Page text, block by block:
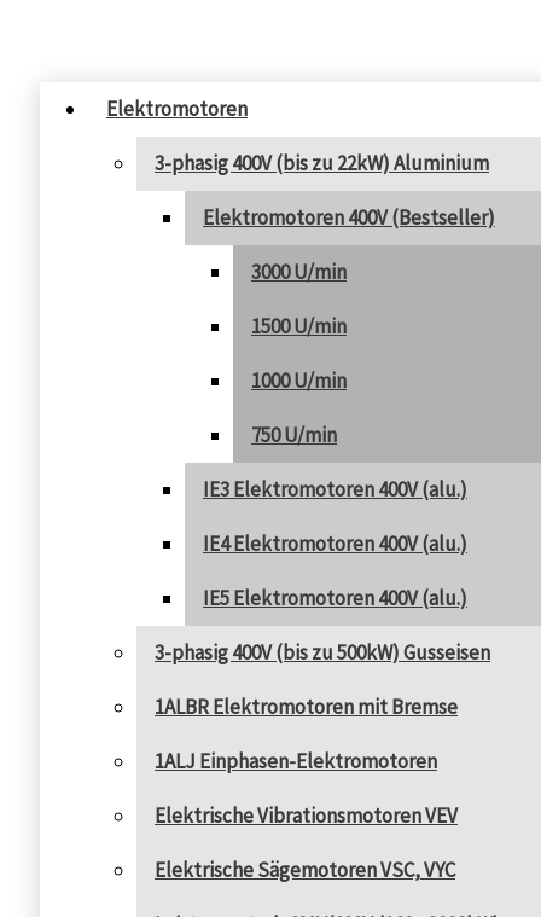
Elektromotoren
3-phasig 400V (bis zu 22kW) Aluminium
Elektromotoren 400V (Bestseller)
3000 U/min
1500 U/min
1000 U/min
750 U/min
IE3 Elektromotoren 400V (alu.)
IE4 Elektromotoren 400V (alu.)
IE5 Elektromotoren 400V (alu.)
3-phasig 400V (bis zu 500kW) Gusseisen
1ALBR Elektromotoren mit Bremse
1ALJ Einphasen-Elektromotoren
Elektrische Vibrationsmotoren VEV
Elektrische Sägemotoren VSC, VYC